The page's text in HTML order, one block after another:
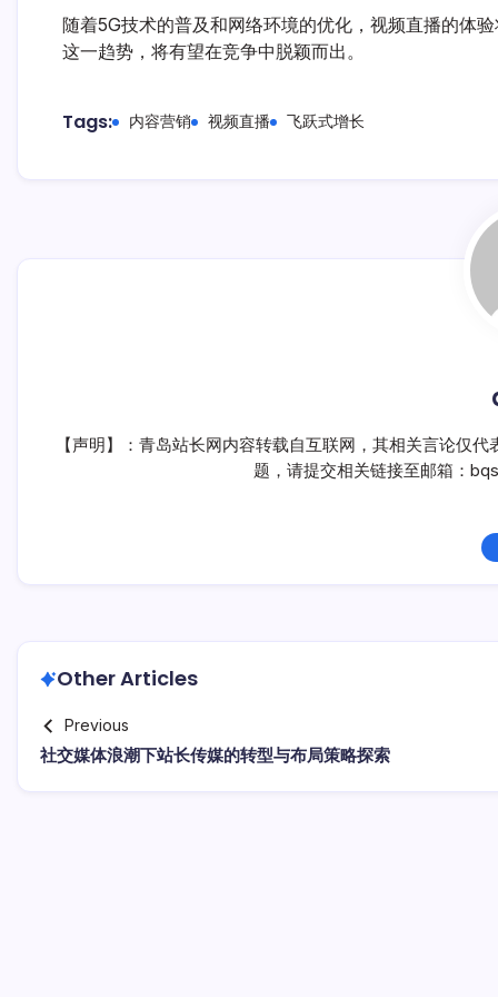
随着5G技术的普及和网络环境的优化，视频直播的体
这一趋势，将有望在竞争中脱颖而出。
Tags: 内容营销 视频直播 飞跃式增长
【声明】：青岛站长网内容转载自互联网，其相关言论仅
题，请提交相关链接至邮箱：
Other Articles
Previous
社交媒体浪潮下站长传媒的转型与布局策略探索